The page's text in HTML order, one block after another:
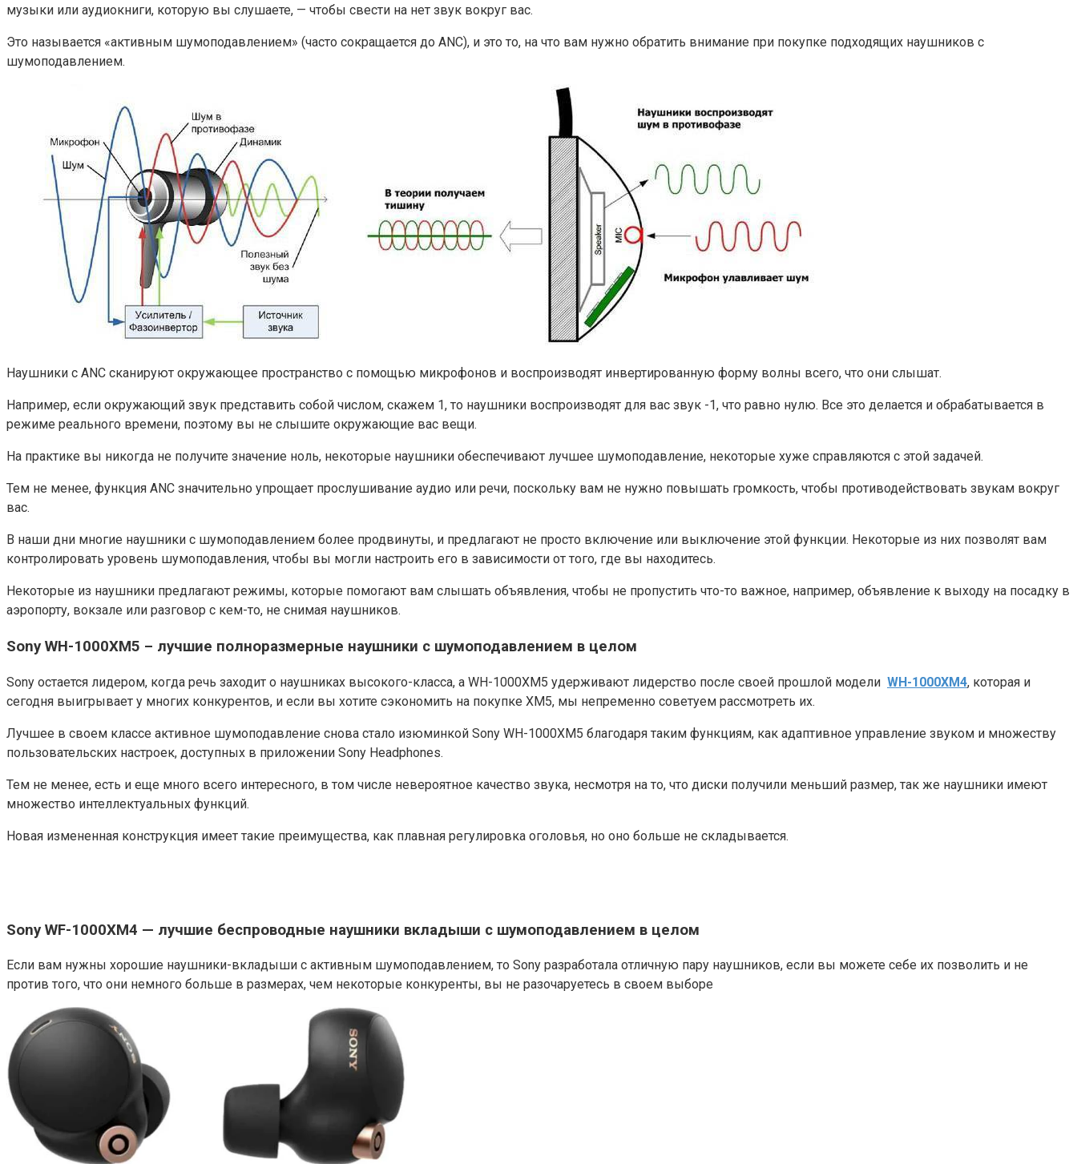
музыки или аудиокниги, которую вы слушаете, — чтобы свести на нет звук вокруг вас.
Это называется «активным шумоподавлением» (часто сокращается до ANC), и это то, на что вам нужно обратить внимание при покупке подходящих наушников с
шумоподавлением.
Наушники с ANC сканируют окружающее пространство с помощью микрофонов и воспроизводят инвертированную форму волны всего, что они слышат.
Например, если окружающий звук представить собой числом, скажем 1, то наушники воспроизводят для вас звук -1, что равно нулю. Все это делается и обрабатывается в
режиме реального времени, поэтому вы не слышите окружающие вас вещи.
На практике вы никогда не получите значение ноль, некоторые наушники обеспечивают лучшее шумоподавление, некоторые хуже справляются с этой задачей.
Тем не менее, функция ANC значительно упрощает прослушивание аудио или речи, поскольку вам не нужно повышать громкость, чтобы противодействовать звукам вокруг
вас.
В наши дни многие наушники с шумоподавлением более продвинуты, и предлагают не просто включение или выключение этой функции. Некоторые из них позволят вам
контролировать уровень шумоподавления, чтобы вы могли настроить его в зависимости от того, где вы находитесь.
Некоторые из наушники предлагают режимы, которые помогают вам слышать объявления, чтобы не пропустить что-то важное, например, объявление к выходу на посадку в
аэропорту, вокзале или разговор с кем-то, не снимая наушников.
Sony WH-1000XM5 – лучшие полноразмерные наушники с шумоподавлением в целом
Sony остается лидером, когда речь заходит о наушниках высокого-класса, а WH-1000XM5 удерживают лидерство после своей прошлой модели WH-1000XM4, которая и
сегодня выигрывает у многих конкурентов, и если вы хотите сэкономить на покупке XM5, мы непременно советуем рассмотреть их.
Лучшее в своем классе активное шумоподавление снова стало изюминкой Sony WH-1000XM5 благодаря таким функциям, как адаптивное управление звуком и множеству
пользовательских настроек, доступных в приложении Sony Headphones.
Тем не менее, есть и еще много всего интересного, в том числе невероятное качество звука, несмотря на то, что диски получили меньший размер, так же наушники имеют
множество интеллектуальных функций.
Новая измененная конструкция имеет такие преимущества, как плавная регулировка оголовья, но оно больше не складывается.
Sony WF-1000XM4 — лучшие беспроводные наушники вкладыши с шумоподавлением в целом
Если вам нужны хорошие наушники-вкладыши с активным шумоподавлением, то Sony разработала отличную пару наушников, если вы можете себе их позволить и не
против того, что они немного больше в размерах, чем некоторые конкуренты, вы не разочаруетесь в своем выборе